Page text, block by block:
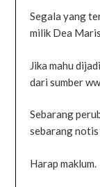
Segala yang
milik Dea
Jika mahu
dari sumber
Sebarang
sebarang
Harap maklum.